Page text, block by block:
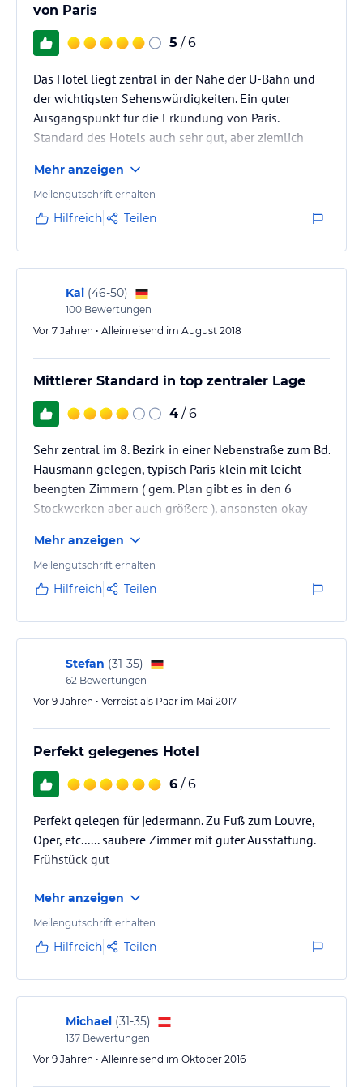
verbindlichen
von Paris
5 / 6
Das Hotel liegt zentral in der Nähe der U-Bahn und
der wichtigsten Sehenswürdigkeiten. Ein guter
Ausgangspunkt für die Erkundung von Paris.
Standard des Hotels auch sehr gut, aber ziemlich
Mehr anzeigen
Meilengutschrift erhalten
Hilfreich Teilen
Kai (46-50)
100 Bewertungen
Vor 7 Jahren • Alleinreisend im August 2018
Mittlerer Standard in top zentraler Lage
4 / 6
Sehr zentral im 8. Bezirk in einer Nebenstraße zum Bd.
Hausmann gelegen, typisch Paris klein mit leicht
beengten Zimmern ( gem. Plan gibt es in den 6
Stockwerken aber auch größere ), ansonsten okay
Mehr anzeigen
Meilengutschrift erhalten
Hilfreich Teilen
Stefan (31-35)
62 Bewertungen
Vor 9 Jahren • Verreist als Paar im Mai 2017
Perfekt gelegenes Hotel
6 / 6
Perfekt gelegen für jedermann. Zu Fuß zum Louvre,
Oper, etc...... saubere Zimmer mit guter Ausstattung.
Frühstück gut
Mehr anzeigen
Meilengutschrift erhalten
Hilfreich Teilen
Michael (31-35)
137 Bewertungen
Vor 9 Jahren • Alleinreisend im Oktober 2016